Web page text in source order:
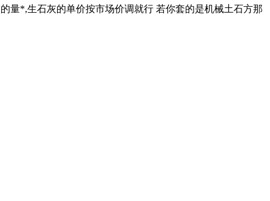
量*,生石灰的单价按市场价调就行 若你套的是机械土石方那